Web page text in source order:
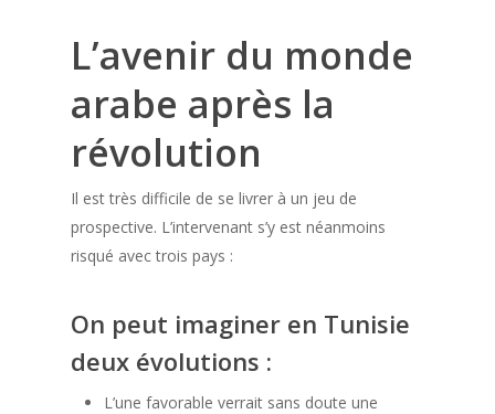
L’avenir du monde
arabe après la
révolution
Il est très difficile de se livrer à un jeu de
prospective. L’intervenant s’y est néanmoins
risqué avec trois pays :
On peut imaginer en Tunisie
deux évolutions :
L’une favorable verrait sans doute une